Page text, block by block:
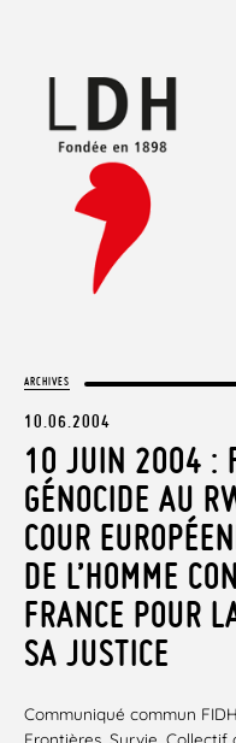
ARCHIVES
10.06.2004
10 JUIN 2004 :
GÉNOCIDE AU
COUR
DE L’HOMME
FRANCE POUR
SA JUSTICE
Communiqué commun